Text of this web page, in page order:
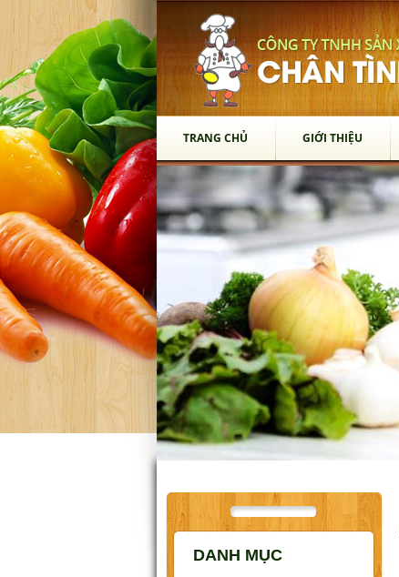
TRANG CHỦ GIỚI THIỆU
DANH MỤC
TRANG CHỦ
GIỚI THIỆU
SẢN PHẨM
Thớt Gỗ
Chén Gỗ
Vá Múc Canh
Xẻng Xào Gỗ
Gạt Tàn
Muỗng Gỗ
Lót Ly
Dĩa Gỗ
Lót Nồi